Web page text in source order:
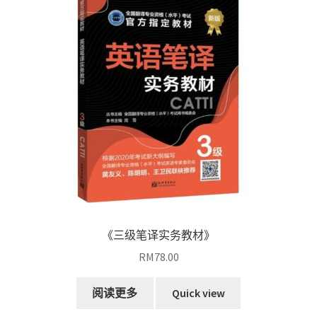
《三级笔译实务教材》
RM78.00
阅读更多 Quick view